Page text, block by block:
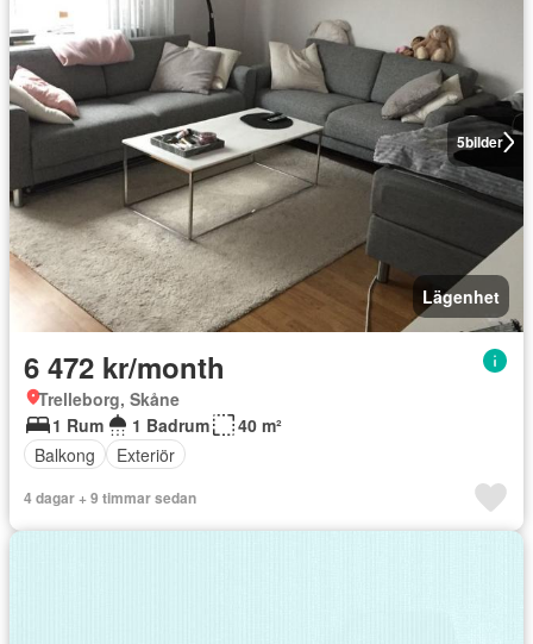
5bilder
Lägenhet
6 472 kr/month
Trelleborg, Skåne
1 Rum
1 Badrum
40 m²
Balkong
Exteriör
4 dagar + 9 timmar sedan